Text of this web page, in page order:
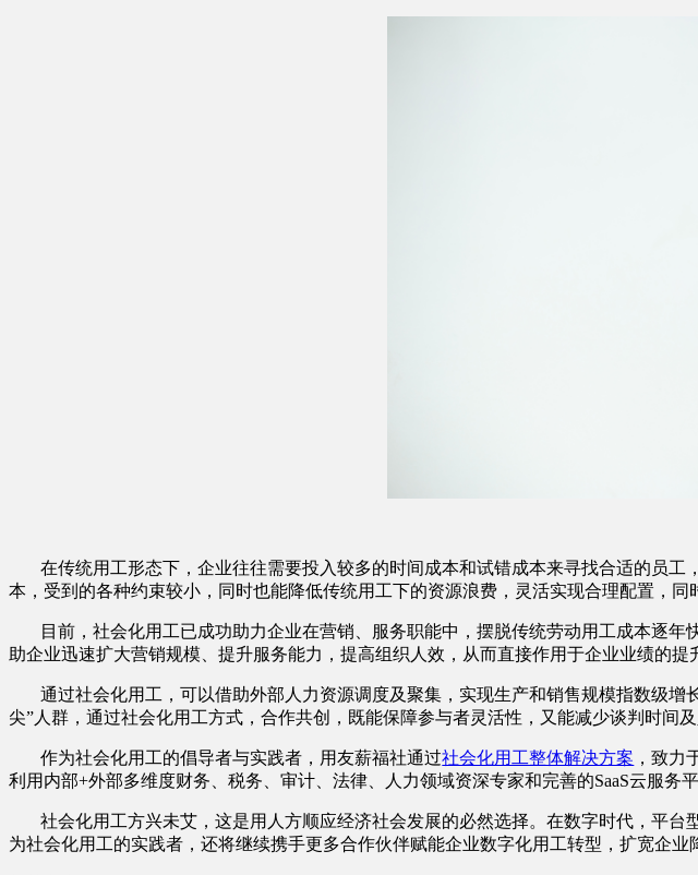
在传统用工形态下，企业往往需要投入较多的时间成本和试错成本来寻找合适的员
本，受到的各种约束较小，同时也能降低传统用工下的资源浪费，灵活实现合理配置，同
目前，社会化用工已成功助力企业在营销、服务职能中，摆脱传统劳动用工成本逐
助企业迅速扩大营销规模、提升服务能力，提高组织人效，从而直接作用于企业业绩的提
通过社会化用工，可以借助外部人力资源调度及聚集，实现生产和销售规模指数级
尖”人群，通过社会化用工方式，合作共创，既能保障参与者灵活性，又能减少谈判时间
作为社会化用工的倡导者与实践者，用友薪福社通过社会化用工整体解决方案 ，致力
利用内部+外部多维度财务、税务、审计、法律、人力领域资深专家和完善的SaaS云服务
社会化用工方兴未艾，这是用人方顺应经济社会发展的必然选择。在数字时代，平
为社会化用工的实践者，还将继续携手更多合作伙伴赋能企业数字化用工转型，扩宽企业